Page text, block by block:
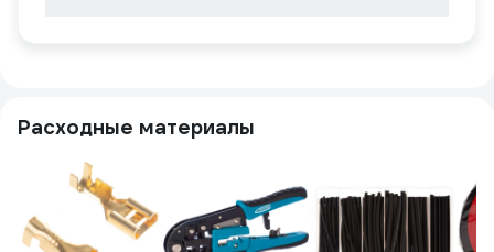
Расходные материалы